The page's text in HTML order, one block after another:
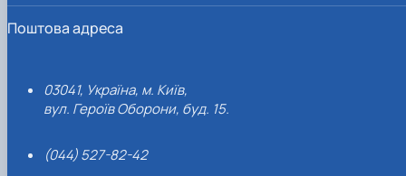
Поштова адреса
03041, Україна, м. Київ,
вул. Героїв Оборони, буд. 15.
(044) 527-82-42